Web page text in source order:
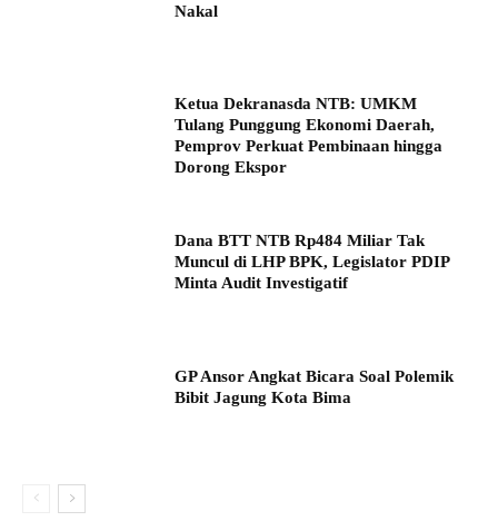
Nakal
Ketua Dekranasda NTB: UMKM
Tulang Punggung Ekonomi Daerah,
Pemprov Perkuat Pembinaan hingga
Dorong Ekspor
Dana BTT NTB Rp484 Miliar Tak
Muncul di LHP BPK, Legislator PDIP
Minta Audit Investigatif
GP Ansor Angkat Bicara Soal Polemik
Bibit Jagung Kota Bima